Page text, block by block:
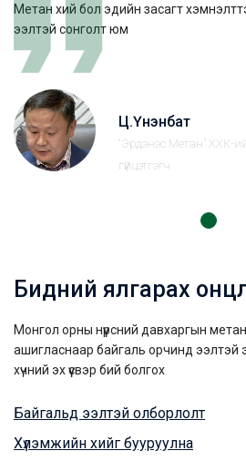
Метан хий бол эдийн засагт
ээлтэй сонголт юм
Ц.Үнэнбат
“Эрдэнэс Метан” ХХК-
гүйцэтгэгч
Бидний ялгарах
Монгол орны нүүрсний давхаргын
ашигласнаар байгаль орчинд ээлтэй
хүчний эх үүсвэр бий болгох
Байгальд ээлтэй олборлолт
Хүлэмжийн хийг бууруулна